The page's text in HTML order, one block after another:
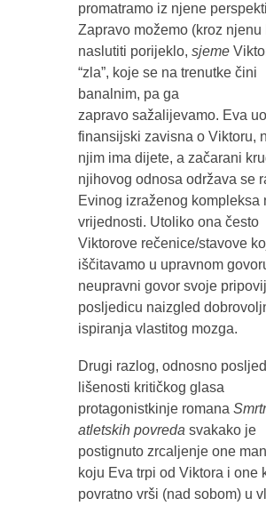
promatramo iz njene
Zapravo možemo (kroz njenu
naslutiti porijeklo, sjeme
“zla”, koje se na trenutke čini
banalnim, pa ga
zapravo sažalijevamo. Eva
finansijski zavisna o Viktoru,
njim ima dijete, a začarani
njihovog odnosa održava se
Evinog izraženog kompleksa
vrijednosti. Utoliko ona često
Viktorove rečenice/stavove
iščitavamo u upravnom
neupravni govor svoje
posljedicu naizgled
ispiranja vlastitog mozga.
Drugi razlog, odnosno
lišenosti kritičkog glasa
protagonistkinje romana
atletskih povredasvakako je
postignuto zrcaljenje one
koju Eva trpi od Viktora i one
povratno vrši (nad sobom) u